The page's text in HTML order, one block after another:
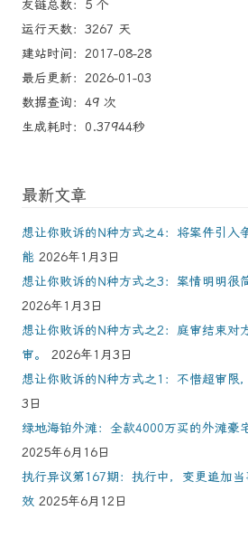
友链总数：5 个
运行天数：3267 天
建站时间：2017-08-28
最后更新：2026-01-03
数据查询：49 次
生成耗时：0.37944秒
最新文章
想让你败诉的N种方式之4：将案件引入
能 2026年1月3日
想让你败诉的N种方式之3：案情明明很
2026年1月3日
想让你败诉的N种方式之2：庭审结束对
审。
2026年1月3日
想让你败诉的N种方式之1：不惜超审限
3日
绿地海铂外滩：全款4000万买的外滩豪
2025年6月16日
执行异议第167期：执行中，变更追加
效 2025年6月12日